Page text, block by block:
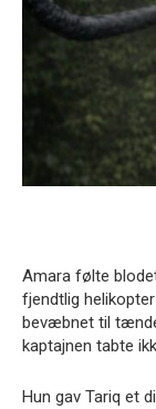
Amara følte
fjendtlig
bevæbnet til
kaptajnen tabte
Hun gav Tariq et